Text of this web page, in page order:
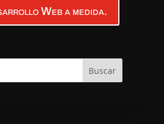
Web a medida.
Buscar